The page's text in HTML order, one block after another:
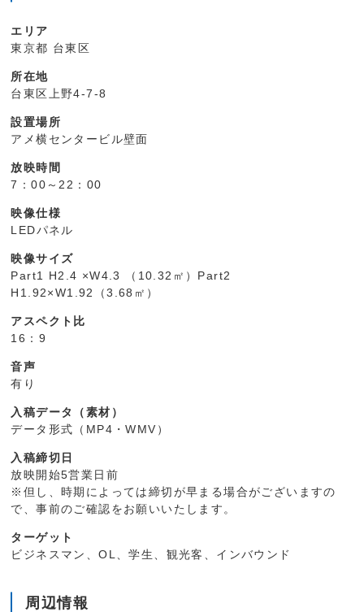
エリア
東京都 台東区
所在地
台東区上野4-7-8
設置場所
アメ横センタービル壁面
放映時間
7：00～22：00
映像仕様
LEDパネル
映像サイズ
Part1 H2.4 ×W4.3 （10.32㎡）Part2
H1.92×W1.92（3.68㎡）
アスペクト比
16：9
音声
有り
入稿データ（素材）
データ形式（MP4・WMV）
入稿締切日
放映開始5営業日前
※但し、時期によっては締切が早まる場合がございますの
で、事前のご確認をお願いいたします。
ターゲット
ビジネスマン、OL、学生、観光客、インバウンド
周辺情報